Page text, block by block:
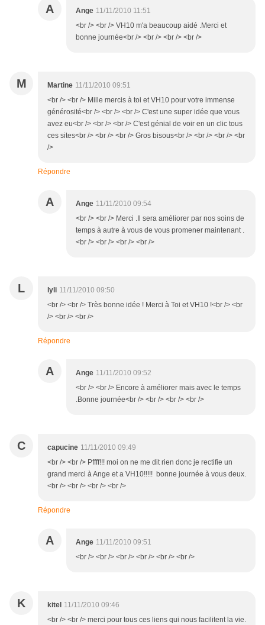
A Ange 11/11/2010 11:51
<br /> <br /> VH10 m'a beaucoup aidé .Merci et
bonne journée<br /> <br /> <br /> <br />
M Martine 11/11/2010 09:51
<br /> <br /> Mille mercis à toi et VH10 pour votre immense
générosité<br /> <br /> <br /> C'est une super idée que vous
avez eu<br /> <br /> <br /> C'est génial de voir en un clic tous
ces sites<br /> <br /> <br /> Gros bisous<br /> <br /> <br /> <br
/>
Répondre
A Ange 11/11/2010 09:54
<br /> <br /> Merci .Il sera améliorer par nos soins de
temps à autre à vous de vous promener maintenant .
<br /> <br /> <br /> <br />
L lyli 11/11/2010 09:50
<br /> <br /> Très bonne idée ! Merci à Toi et VH10 !<br /> <br
/> <br /> <br />
Répondre
A Ange 11/11/2010 09:52
<br /> <br /> Encore à améliorer mais avec le temps
.Bonne journée<br /> <br /> <br /> <br />
C capucine 11/11/2010 09:49
<br /> <br /> Pffff!!! moi on ne me dit rien donc je rectifie un
grand merci à Ange et a VH10!!!!! bonne journée à vous deux.
<br /> <br /> <br /> <br />
Répondre
A Ange 11/11/2010 09:51
<br /> <br /> <br /> <br /> <br /> <br />
K kitel 11/11/2010 09:46
<br /> <br /> merci pour tous ces liens qui nous facilitent la vie.